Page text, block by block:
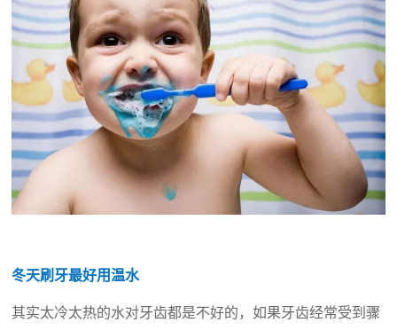
冬天刷牙最好用温水
其实太冷太热的水对牙齿都是不好的，如果牙齿经常受到骤